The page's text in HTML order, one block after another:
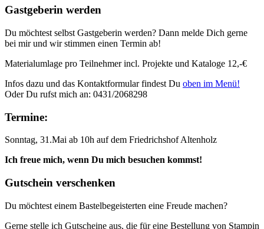
Gastgeberin werden
Du möchtest selbst Gastgeberin werden? Dann melde Dich gerne
bei mir und wir stimmen einen Termin ab!
Materialumlage pro Teilnehmer incl. Projekte und Kataloge 12,-€
Infos dazu und das Kontaktformular findest Du oben im Menü!
Oder Du rufst mich an: 0431/2068298
Termine:
Sonntag, 31.Mai ab 10h auf dem Friedrichshof Altenholz
Ich freue mich, wenn Du mich besuchen kommst!
Gutschein verschenken
Du möchtest einem Bastelbegeisterten eine Freude machen?
Gerne stelle ich Gutscheine aus, die für eine Bestellung von Stampin